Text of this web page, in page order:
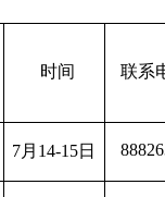
时间 联系
7月14-15日